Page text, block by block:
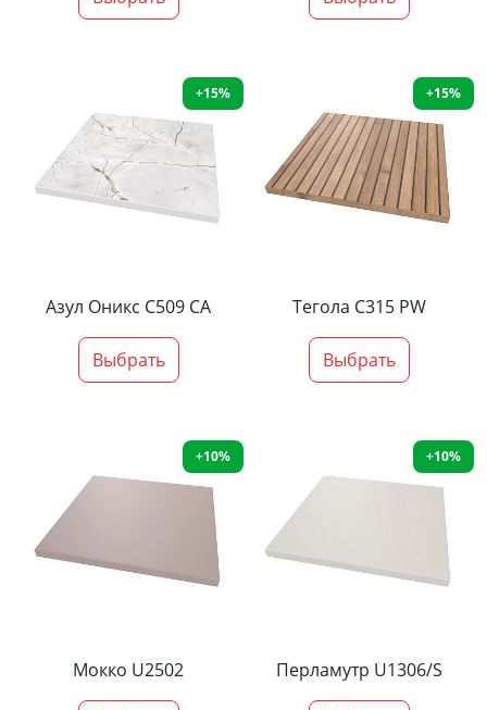
+15%
Азул Оникс С509 СА
Выбрать
+15%
Тегола С315 PW
Выбрать
+10%
Мокко U2502
+10%
Перламутр U1306/S